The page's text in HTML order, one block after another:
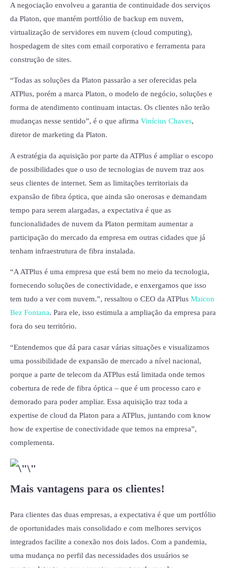
A negociação envolveu a garantia de continuidade dos serviços
da Platon, que mantém portfólio de backup em nuvem,
virtualização de servidores em nuvem (cloud computing),
hospedagem de sites com email corporativo e ferramenta para
construção de sites.
“Todas as soluções da Platon passarão a ser oferecidas pela
ATPlus, porém a marca Platon, o modelo de negócio, soluções e
forma de atendimento continuam intactas. Os clientes não terão
mudanças nesse sentido”, é o que afirma Vinícius Chaves,
diretor de marketing da Platon.
A estratégia da aquisição por parte da ATPlus é ampliar o escopo
de possibilidades que o uso de tecnologias de nuvem traz aos
seus clientes de internet. Sem as limitações territoriais da
expansão de fibra óptica, que ainda são onerosas e demandam
tempo para serem alargadas, a expectativa é que as
funcionalidades de nuvem da Platon permitam aumentar a
participação do mercado da empresa em outras cidades que já
tenham infraestrutura de fibra instalada.
“A ATPlus é uma empresa que está bem no meio da tecnologia,
fornecendo soluções de conectividade, e enxergamos que isso
tem tudo a ver com nuvem.”, ressaltou o CEO da ATPlus Maicon
Bez Fontana. Para ele, isso estimula a ampliação da empresa para
fora do seu território.
“Entendemos que dá para casar várias situações e visualizamos
uma possibilidade de expansão de mercado a nível nacional,
porque a parte de telecom da ATPlus está limitada onde temos
cobertura de rede de fibra óptica – que é um processo caro e
demorado para poder ampliar. Essa aquisição traz toda a
expertise de cloud da Platon para a ATPlus, juntando com know
how de expertise de conectividade que temos na empresa”,
complementa.
Mais vantagens para os clientes!
Para clientes das duas empresas, a expectativa é que um portfólio
de oportunidades mais consolidado e com melhores serviços
integrados facilite a conexão nos dois lados. Com a pandemia,
uma mudança no perfil das necessidades dos usuários se